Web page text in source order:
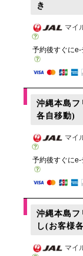
き
マイ
予約後すぐに
沖縄本島
各自移動)
マイ
予約後すぐに
沖縄本島
し(お客様
マイ